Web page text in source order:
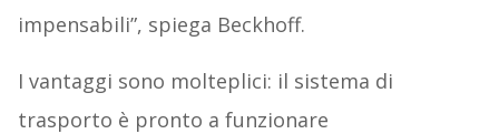
impensabili”, spiega Beckhoff.
I vantaggi sono molteplici: il sistema di
trasporto è pronto a funzionare